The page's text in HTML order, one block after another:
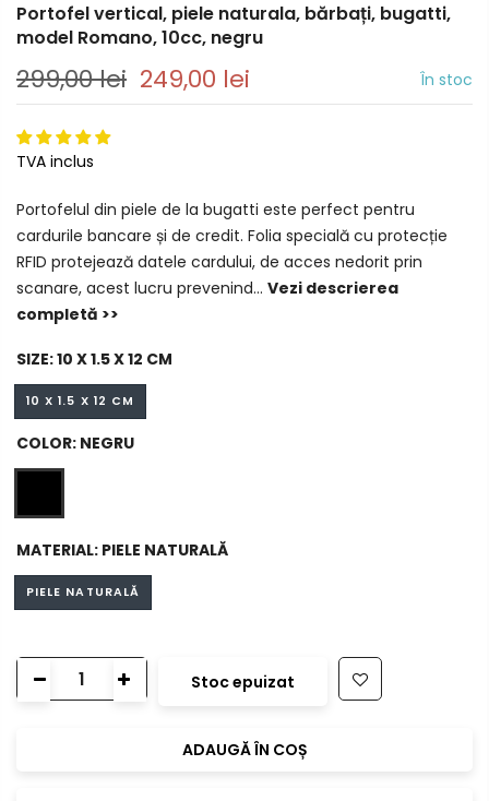
Portofel vertical, piele naturala, bărbați, bugatti,
model Romano, 10cc, negru
299,00 lei 249,00 lei În stoc
TVA inclus
Portofelul din piele de la bugatti este perfect pentru
cardurile bancare și de credit. Folia specială cu protecție
RFID protejează datele cardului, de acces nedorit prin
scanare, acest lucru prevenind... Vezi descrierea
completă >>
SIZE:10 X 1.5 X 12 CM
10 X 1.5 X 12 CM
COLOR: NEGRU
MATERIAL: PIELE NATURALĂ
PIELE NATURALĂ
Stoc epuizat
ADAUGĂ ÎN COȘ